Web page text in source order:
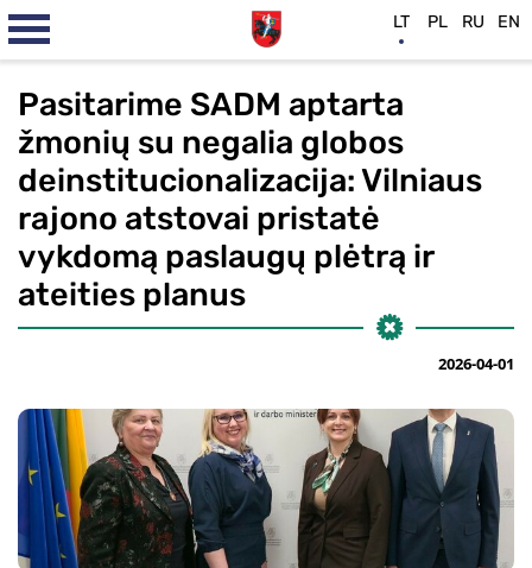
Pasitarime SADM aptarta
žmonių su negalia globos
deinstitucionalizacija: Vilniaus
rajono atstovai pristatė
vykdomą paslaugų plėtrą ir
ateities planus
2026-04-01
LT PL RU EN